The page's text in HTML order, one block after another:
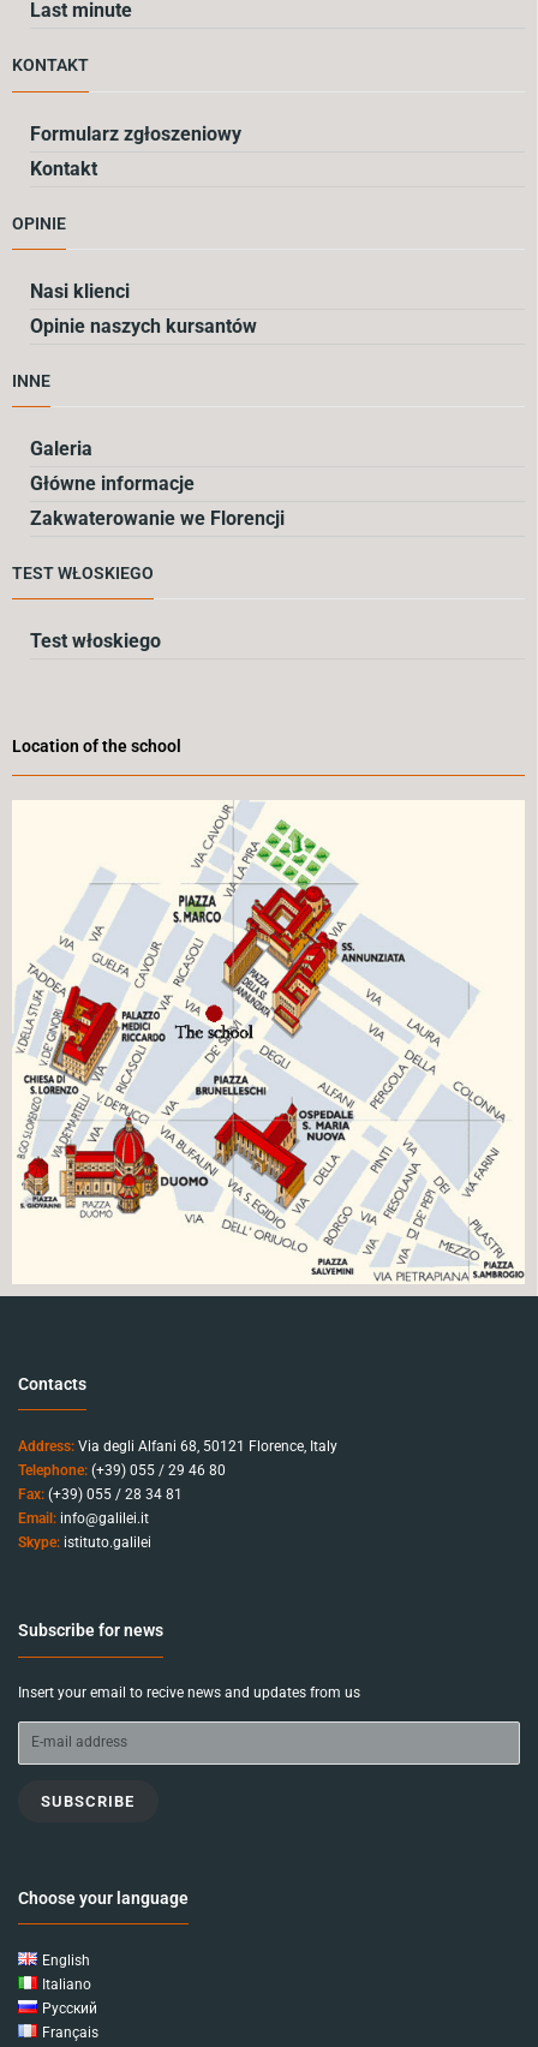
Last minute
KONTAKT
Formularz zgłoszeniowy
Kontakt
OPINIE
Nasi klienci
Opinie naszych kursantów
INNE
Galeria
Główne informacje
Zakwaterowanie we Florencji
TEST WŁOSKIEGO
Test włoskiego
Location of the school
Contacts
Address: Via degli Alfani 68, 50121 Florence, Italy
Telephone: (+39) 055 / 29 46 80
Fax: (+39) 055 / 28 34 81
Email: info@galilei.it
Skype: istituto.galilei
Subscribe for news
Insert your email to recive news and updates from us
SUBSCRIBE
Choose your language
English
Italiano
Русский
Français